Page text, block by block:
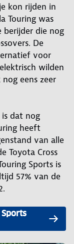
kon rijden in
Touring was
berijder die nog
De
voor
wilden
eens zeer
dat nog
heeft
van alle
Toyota Cross
Sports is
57% van de